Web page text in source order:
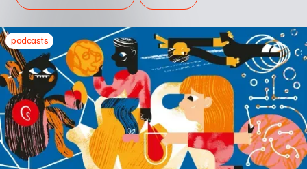
podcasts